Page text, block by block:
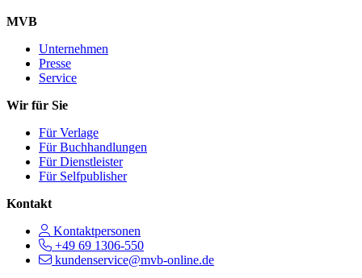
MVB
Unternehmen
Presse
Service
Wir für Sie
Für Verlage
Für Buchhandlungen
Für Dienstleister
Für Selfpublisher
Kontakt
Kontaktpersonen
+49 69 1306-550
kundenservice@mvb-online.de